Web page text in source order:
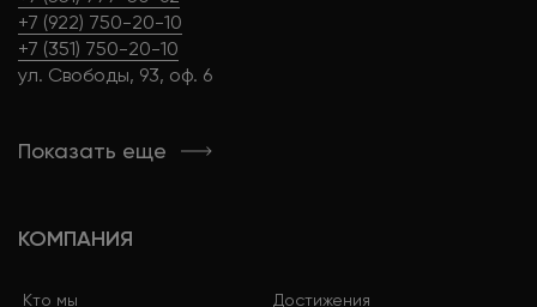
+7 (922) 750-20-10
+7 (351) 750-20-10
ул. Свободы, 93, оф. 6
Показать еще
КОМПАНИЯ
Кто мы
Достижения